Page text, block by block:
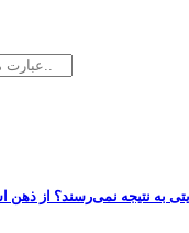
به نتیجه نمی‌رسند؟ از ذهن